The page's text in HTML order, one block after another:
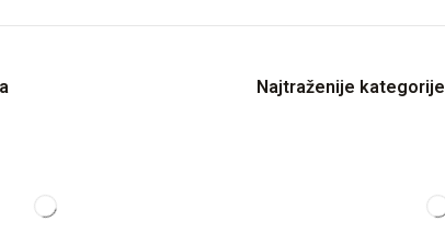
Najtraženije kategorije